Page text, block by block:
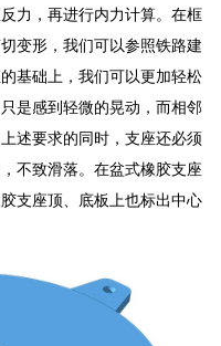
力，再进行内力计算。在框
变形，我们可以参照铁路建
基础上，我们可以更加轻松
是感到轻微的晃动，而相邻
述要求的同时，支座还必须
不致滑落。在盆式橡胶支座
支座顶、底板上也标出中心